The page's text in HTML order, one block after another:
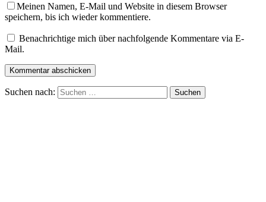
Meinen Namen, E-Mail und Website in diesem Browser
speichern, bis ich wieder kommentiere.
Benachrichtige mich über nachfolgende Kommentare via E-
Mail.
Suchen nach: